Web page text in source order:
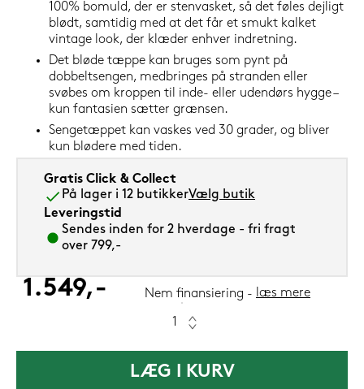
100% bomuld, der er stenvasket, så det føles dejligt
blødt, samtidig med at det får et smukt kalket
vintage look, der klæder enhver indretning.
Det bløde tæppe kan bruges som pynt på
dobbeltsengen, medbringes på stranden eller
svøbes om kroppen til inde- eller udendørs hygge –
kun fantasien sætter grænsen.
Sengetæppet kan vaskes ved 30 grader, og bliver
kun blødere med tiden.
Gratis Click & Collect
På lager i 12 butikkerVælg butik
Leveringstid
Sendes inden for 2 hverdage - fri fragt
over 799,-
1.549,- Nem finansiering læs mere
LÆG I KURV